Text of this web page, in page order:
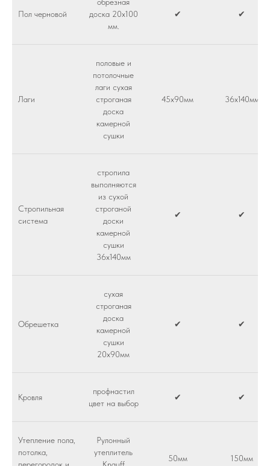
Пол черновой
доска 20х100
мм.
✔ ✔
Лаги
половые и
потолочные
лаги сухая
строганая
доска
камерной
сушки
45х90мм 36х140мм
Стропильная
система
стропила
выполняются
из сухой
строганой
доски
камерной
сушки
36х140мм
✔ ✔
Обрешетка
сухая
строганая
доска
камерной
сушки
20х90мм
✔ ✔
Кровля
профнастил
цвет на выбор
✔ ✔
Утепление пола,
потолка,
Рулонный
утеплитель
50мм 150мм